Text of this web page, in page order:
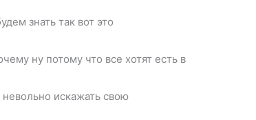
знать так вот это
ну потому что все хотят есть в
искажать свою